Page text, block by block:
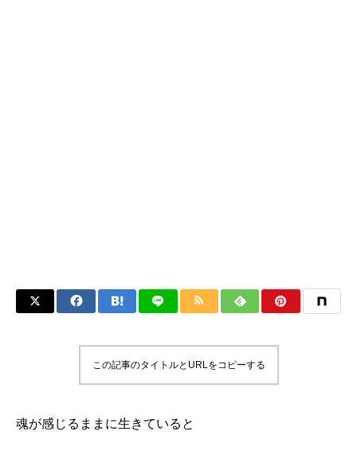
この記事のタイトルとURLをコピーする
魂が感じるままに生きていると